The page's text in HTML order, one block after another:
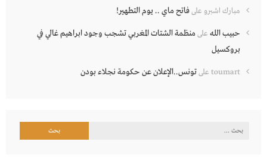
مبارك اشبرو علىفاتح ماي .. يوم التطهير!
حبيب الله علىمنظمة الشتات المغربي تشجب وجود ابراهيم غالي في
بروكسيل
toumart علىتونس..الإعلان عن حكومة نجلاء بودن
البحث